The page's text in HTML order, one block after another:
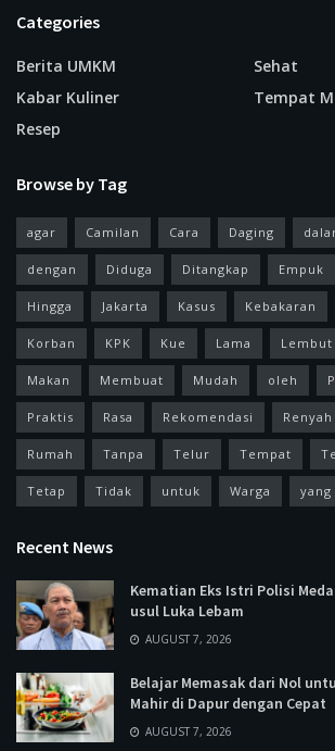
Categories
Berita UMKM
Kabar Kuliner
Resep
Sehat
Tempat
Browse by Tag
agar Camilan Cara Daging
dengan Diduga Ditangkap Empuk
Hingga Jakarta Kasus Kebakaran
Korban KPK Kue Lama Lembut
Makan Membuat Mudah oleh
Praktis Rasa Rekomendasi Renyah
Rumah Tanpa Telur Tempat
Tetap Tidak untuk Warga yang
Recent News
Kematian Eks Istri Polisi
usul Luka Lebam
AUGUST 7, 2026
Belajar Memasak dari Nol
Mahir di Dapur dengan Cepat
AUGUST 7, 2026